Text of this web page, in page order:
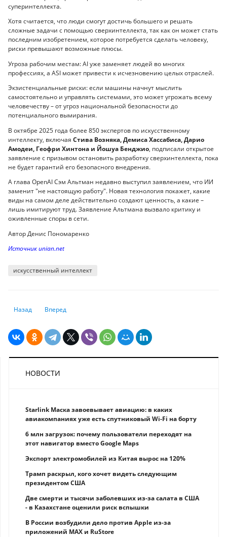
суперинтеллекта.
Хотя считается, что люди смогут достичь большего и решать
сложные задачи с помощью сверхинтеллекта, так как он может стать
последним изобретением, которое потребуется сделать человеку,
риски превышают возможные плюсы.
Угроза рабочим местам: AI уже заменяет людей во многих
профессиях, а ASI может привести к исчезновению целых отраслей.
Экзистенциальные риски: если машины начнут мыслить
самостоятельно и управлять системами, это может угрожать всему
человечеству – от угроз национальной безопасности до
потенциального вымирания.
В октябре 2025 года более 850 экспертов по искусственному
интеллекту, включая Стива Возняка, Демиса Хассабиса, Дарио
Амодеи, Геофри Хинтона и Йошуа Бенджио, подписали открытое
заявление с призывом остановить разработку сверхинтеллекта, пока
не будет гарантий его безопасного внедрения.
А глава OpenAI Сэм Альтман недавно выcтупил заявлением, что ИИ
заменит "не настоящую работу". Новая технология покажет, какие
виды на самом деле действительно создают ценность, а какие –
лишь имитируют труд. Заявление Альтмана вызвало критику и
оживленные споры в сети.
Автор Денис Пономаренко
Источник unian.net
искусственный интеллект
Предыдущий: Telegram начал брать с пользователей деньги за
Назад Следующий: Как подключить беспроводные наушники к
Вперед
НОВОСТИ
Starlink Маска завоевывает авиацию: в каких
авиакомпаниях уже есть спутниковый Wi-Fi на борту
6 млн загрузок: почему пользователи переходят на
этот навигатор вместо Google Maps
Экспорт электромобилей из Китая вырос на 120%
Трамп раскрыл, кого хочет видеть следующим
президентом США
Две смерти и тысячи заболевших из-за салата в США
- в Казахстане оценили риск вспышки
В России возбудили дело против Apple из-за
приложений MAX и RuStore